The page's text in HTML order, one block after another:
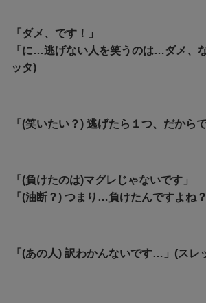
「ダメ、です！」
「に…逃げない人を笑うのは…ダメ、
ッタ)
「(笑いたい？) 逃げたら１つ、だから
「(負けたのは)マグレじゃないです」
「(油断？) つまり…負けたんですよね
「(あの人) 訳わかんないです…」(スレ